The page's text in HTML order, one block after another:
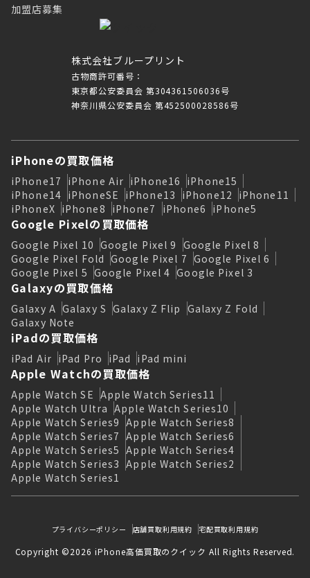
株式会社ブループリント
古物商許可番号：
東京都公安委員会 第304361506036号
神奈川県公安委員会 第452500028586号
加盟店募集
iPhoneの買取価格
iPhone17 iPhone Air iPhone16 iPhone15
iPhone14 iPhoneSE iPhone13 iPhone12 iPhone11
iPhoneX iPhone8 iPhone7 iPhone6 iPhone5
Google Pixelの買取価格
Google Pixel 10 Google Pixel 9 Google Pixel 8
Google Pixel Fold Google Pixel 7 Google Pixel 6
Google Pixel 5 Google Pixel 4 Google Pixel 3
Galaxyの買取価格
Galaxy A Galaxy S Galaxy Z Flip Galaxy Z Fold
Galaxy Note
iPadの買取価格
iPad Air iPad Pro iPad iPad mini
Apple Watchの買取価格
Apple Watch SE Apple Watch Series11
Apple Watch Ultra Apple Watch Series10
Apple Watch Series9 Apple Watch Series8
Apple Watch Series7 Apple Watch Series6
Apple Watch Series5 Apple Watch Series4
Apple Watch Series3 Apple Watch Series2
Apple Watch Series1
プライバシーポリシー 店舗買取利用規約 宅配買取利用規約
Copyright ©2026 iPhone高価買取のクイック All Rights Reserved.